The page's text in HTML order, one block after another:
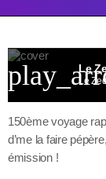
Le
150ème voyage
d’me la faire
émission !